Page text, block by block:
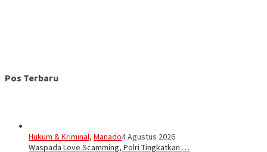
Pos Terbaru
Hukum & Kriminal, Manado4 Agustus 2026
Waspada Love Scamming, Polri Tingkatkan …